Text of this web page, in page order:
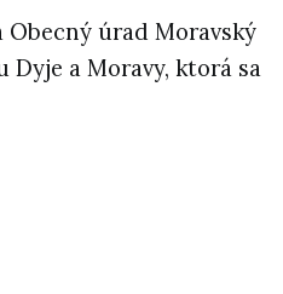
Obecný úrad Moravský
Dyje a Moravy, ktorá sa